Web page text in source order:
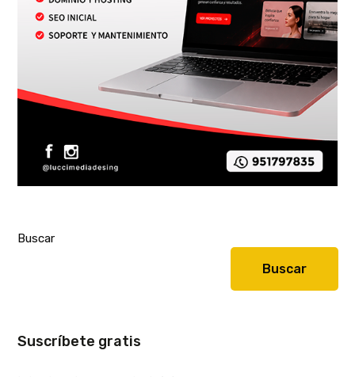
Buscar
Buscar
Suscríbete gratis